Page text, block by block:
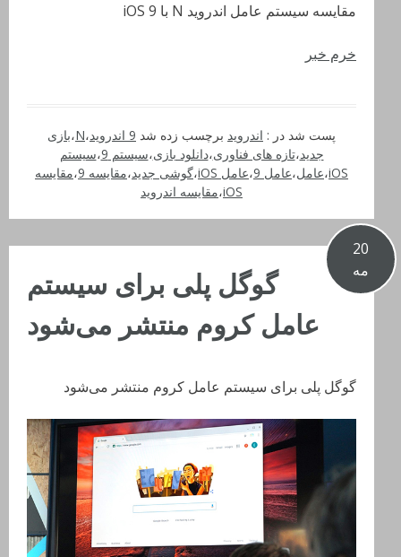
مقایسه سیستم عامل اندروید N با iOS 9
خرم خبر
پست شد در : اندروید برچسب زده شد 9 اندروید ،N،بازی
جدید،تازه های فناوری،دانلود بازی،سیستم 9 ،سیستم
iOS،عامل،عامل 9 ،عامل iOS ،گوشی جدید،مقایسه 9 ،مقایسه
iOS،مقایسه اندروید
20
مه
گوگل پلی برای سیستم
عامل کروم منتشر می‌شود
گوگل پلی برای سیستم عامل کروم منتشر می‌شود